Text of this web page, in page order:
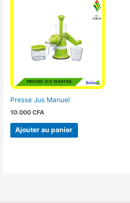
Presse Jus Manuel
10.000CFA
Ajouter au panier